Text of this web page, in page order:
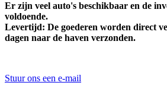
Er zijn veel auto's beschikbaar en de
voldoende.
Levertijd: De goederen worden direct
dagen naar de haven verzonden.
Stuur ons een e-mail